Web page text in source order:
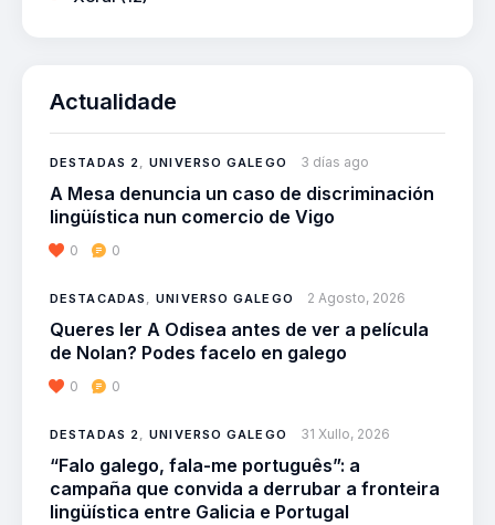
Actualidade
DESTADAS 2,UNIVERSO GALEGO 3 días ago
A Mesa denuncia un caso de discriminación
lingüística nun comercio de Vigo
0 0
DESTACADAS ,UNIVERSO GALEGO 2 Agosto, 2026
Queres ler A Odisea antes de ver a película
de Nolan? Podes facelo en galego
0 0
DESTADAS 2,UNIVERSO GALEGO 31 Xullo, 2026
“Falo galego, fala-me português”: a
campaña que convida a derrubar a fronteira
lingüística entre Galicia e Portugal